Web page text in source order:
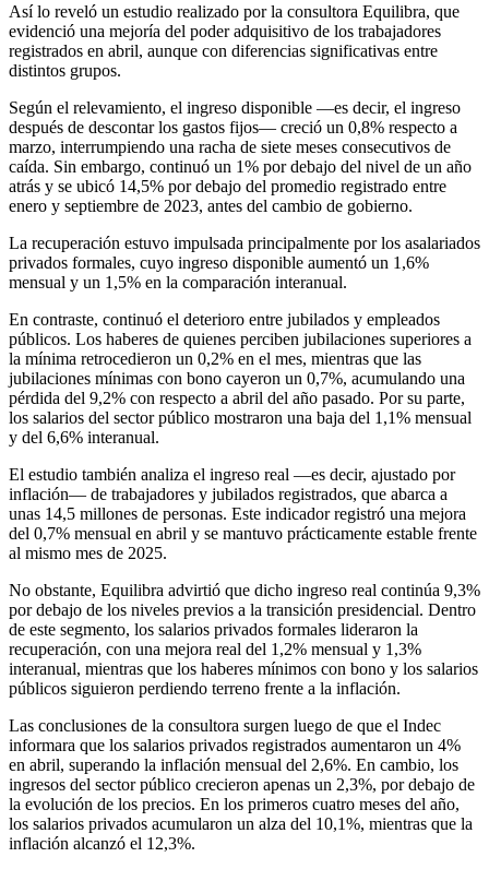
Así lo reveló un estudio realizado por la consultora Equilibra, que
evidenció una mejoría del poder adquisitivo de los trabajadores
registrados en abril, aunque con diferencias significativas entre
distintos grupos.
Según el relevamiento, el ingreso disponible —es decir, el ingreso
después de descontar los gastos fijos— creció un 0,8% respecto a
marzo, interrumpiendo una racha de siete meses consecutivos de
caída. Sin embargo, continuó un 1% por debajo del nivel de un año
atrás y se ubicó 14,5% por debajo del promedio registrado entre
enero y septiembre de 2023, antes del cambio de gobierno.
La recuperación estuvo impulsada principalmente por los asalariados
privados formales, cuyo ingreso disponible aumentó un 1,6%
mensual y un 1,5% en la comparación interanual.
En contraste, continuó el deterioro entre jubilados y empleados
públicos. Los haberes de quienes perciben jubilaciones superiores a
la mínima retrocedieron un 0,2% en el mes, mientras que las
jubilaciones mínimas con bono cayeron un 0,7%, acumulando una
pérdida del 9,2% con respecto a abril del año pasado. Por su parte,
los salarios del sector público mostraron una baja del 1,1% mensual
y del 6,6% interanual.
El estudio también analiza el ingreso real —es decir, ajustado por
inflación— de trabajadores y jubilados registrados, que abarca a
unas 14,5 millones de personas. Este indicador registró una mejora
del 0,7% mensual en abril y se mantuvo prácticamente estable frente
al mismo mes de 2025.
No obstante, Equilibra advirtió que dicho ingreso real continúa 9,3%
por debajo de los niveles previos a la transición presidencial. Dentro
de este segmento, los salarios privados formales lideraron la
recuperación, con una mejora real del 1,2% mensual y 1,3%
interanual, mientras que los haberes mínimos con bono y los salarios
públicos siguieron perdiendo terreno frente a la inflación.
Las conclusiones de la consultora surgen luego de que el Indec
informara que los salarios privados registrados aumentaron un 4%
en abril, superando la inflación mensual del 2,6%. En cambio, los
ingresos del sector público crecieron apenas un 2,3%, por debajo de
la evolución de los precios. En los primeros cuatro meses del año,
los salarios privados acumularon un alza del 10,1%, mientras que la
inflación alcanzó el 12,3%.